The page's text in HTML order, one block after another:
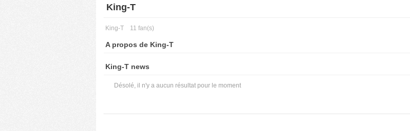
King-T
King-T 11 fan(s)
A propos de King-T
King-T news
Désolé, il n'y a aucun résultat pour le moment